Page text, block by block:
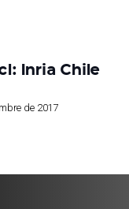
Inria Chile
de 2017